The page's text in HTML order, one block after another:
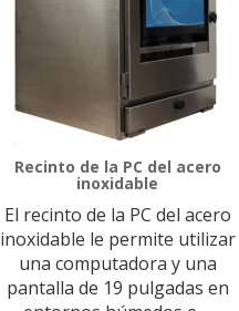
Recinto de la PC del acero
inoxidable
El recinto de la PC del acero
inoxidable le permite utilizar
una computadora y una
pantalla de 19 pulgadas en